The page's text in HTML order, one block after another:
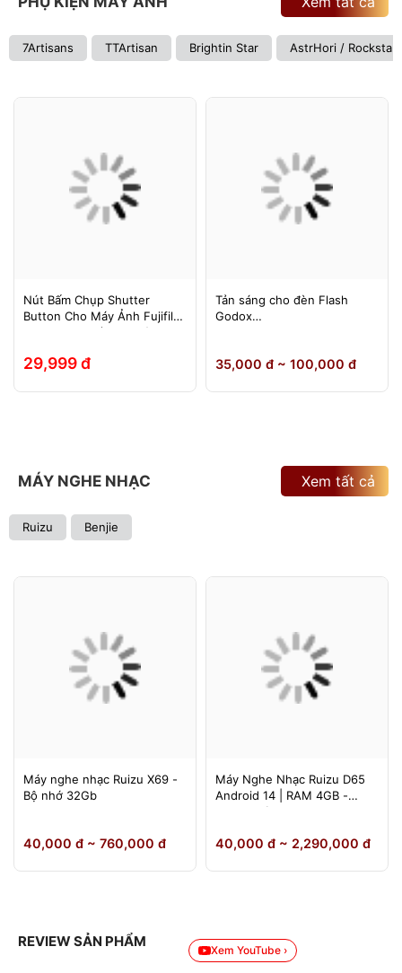
7Artisans TTArtisan Brightin Star AstrHori / Rockstar
Nút Bấm Chụp Shutter
Button Cho Máy Ảnh Fujifilm
Leica Contax (Ren Xoáy)
29,999 đ
Tản sáng cho đèn Flash
Godox
860III, Yongnuo 560II/565EX,
35,000 đ ~ 100,000 đ
MÁY NGHE NHẠC
Ruizu Benjie
Xem tất cả
Máy nghe nhạc Ruizu X69 -
Bộ nhớ 32Gb
40,000 đ ~ 760,000 đ
Máy Nghe Nhạc Ruizu D65
Android 14 | RAM 4GB -
64GB Chính Hãng
40,000 đ ~ 2,290,000 đ
REVIEW SẢN PHẨM
Xem YouTube ›